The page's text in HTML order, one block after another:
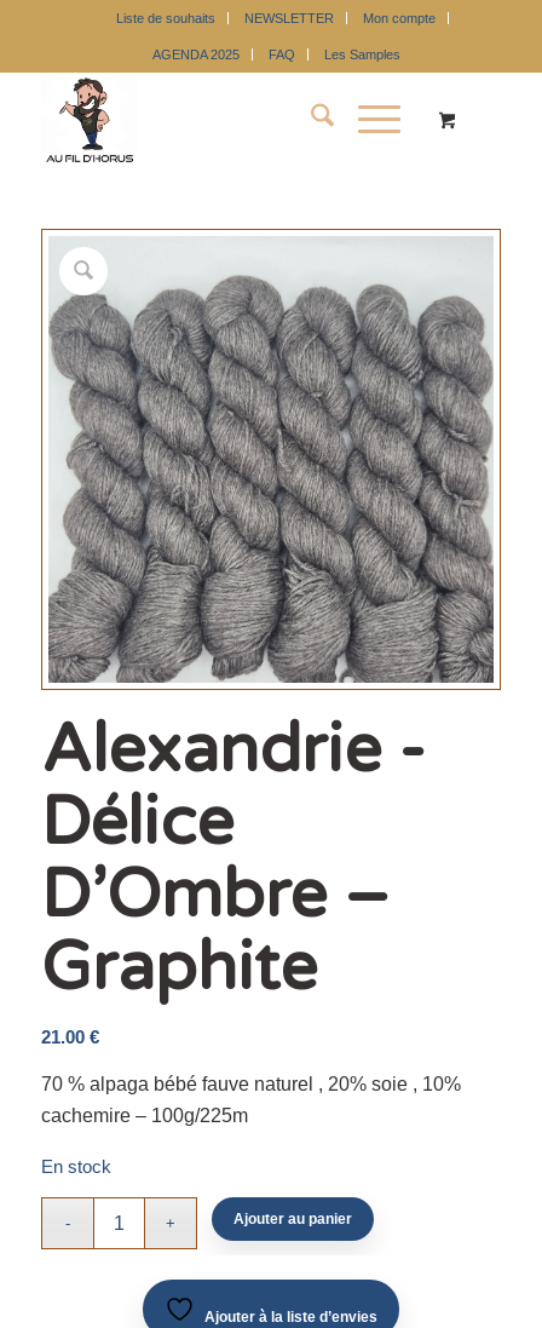
Liste de souhaits NEWSLETTER Mon compte
AGENDA 2025 FAQ Les Samples
Alexandrie -
Délice
D’Ombre –
Graphite
21.00 €
70 % alpaga bébé fauve naturel , 20% soie , 10%
cachemire – 100g/225m
En stock
Ajouter au panier
Ajouter à la liste d’envies